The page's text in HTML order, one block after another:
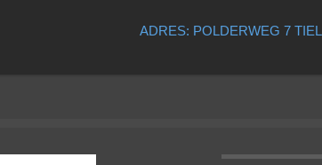
ADRES: POLDERWEG 7 TIEL